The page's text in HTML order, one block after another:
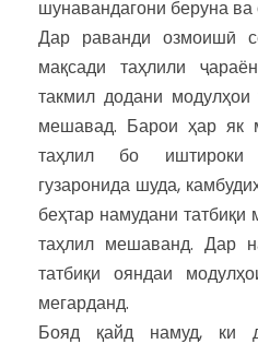
шунавандагони беруна ва
Дар раванди озмоишӣ
мақсади таҳлили
такмил додани
мешавад. Барои ҳар як
таҳлил бо иштироки
гузаронида шуда,
беҳтар намудани
таҳлил мешаванд. Дар
татбиқи ояндаи
мегарданд.
Бояд қайд намуд, ки